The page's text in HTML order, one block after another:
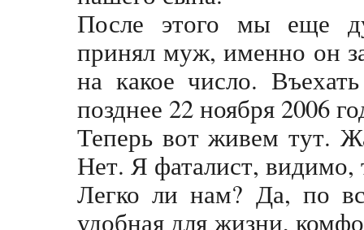
После этого мы еще
принял муж, именно он
на какое число.
позднее 22 ноября 2006
Теперь вот живем тут.
Нет. Я фаталист,
Легко ли нам? Да, по
удобная для жизни,